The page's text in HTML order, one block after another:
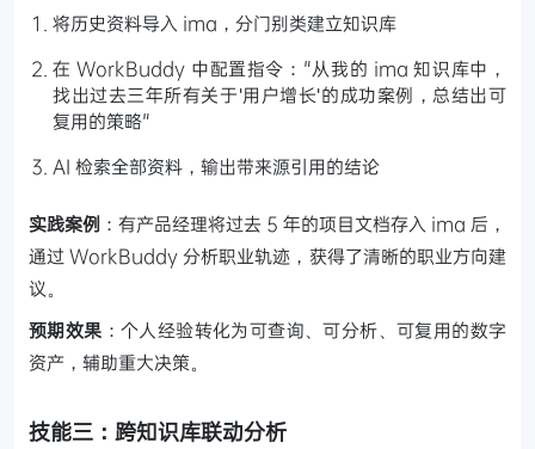
将历史资料导入 ima，分门别类建立知识库
在 WorkBuddy 中配置指令："从我的 ima 知识库中，
找出过去三年所有关于'用户增长'的成功案例，总结出可
复用的策略"
AI 检索全部资料，输出带来源引用的结论
实践案例 ：有产品经理将过去 5 年的项目文档存入 ima 后，
通过 WorkBuddy 分析职业轨迹，获得了清晰的职业方向建
议。
预期效果 ：个人经验转化为可查询、可分析、可复用的数字
资产，辅助重大决策。
技能三：跨知识库联动分析